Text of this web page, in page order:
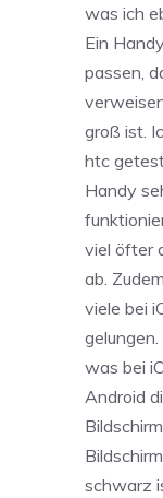
was ich
Ein
passen,
groß ist.
htc
Handy
viel öfter
ab.
viele bei
was bei
Android
schwarz